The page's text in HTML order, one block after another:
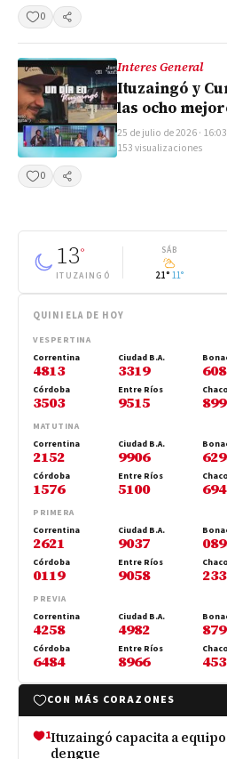
0
Compartir
Interes General
Ituzaingó y
las ocho
25 de julio de 2026 · 16:03
153 visualizaciones
0
Compartir
13°
ITUZAINGÓ
SÁB
21° 11°
QUINIELA DE HOY
VESPERTINA
Correntina
4813
Ciudad B.A.
3319
Córdoba
3503
Entre Ríos
9515
Chaco
MATUTINA
Correntina
2152
Ciudad B.A.
9906
Córdoba
1576
Entre Ríos
5100
Chaco
PRIMERA
Correntina
2621
Ciudad B.A.
9037
Córdoba
0119
Entre Ríos
9058
Chaco
PREVIA
Correntina
4258
Ciudad B.A.
4982
Córdoba
6484
Entre Ríos
8966
Chaco
CON MÁS CORAZONES
1Ituzaingó capacita a
dengue